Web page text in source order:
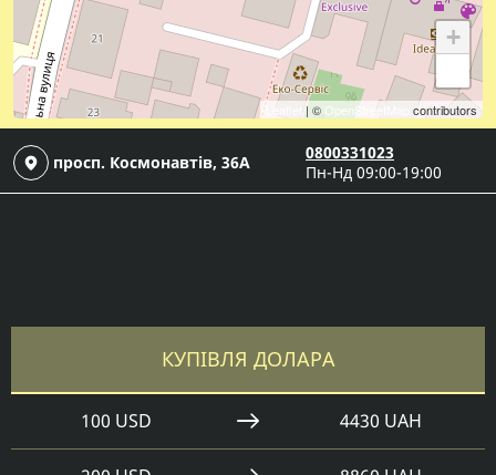
+
| © OpenStreetMap contributors
просп. Космонавтів, 36А
0800331023
Пн-Нд 09:00-19:00
КУПІВЛЯ ДОЛАРА
100 USD 4430 UAH